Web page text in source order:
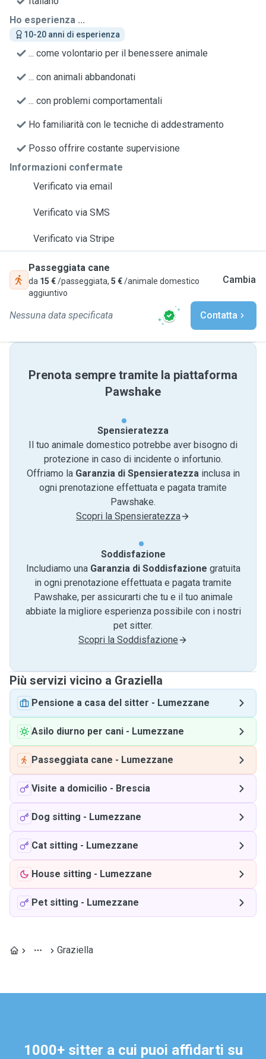
Ho esperienza ...
10-20 anni di esperienza
... come volontario per il benessere animale
... con animali abbandonati
... con problemi comportamentali
Ho familiarità con le tecniche di addestramento
Posso offrire costante supervisione
Informazioni confermate
Verificato via email
Verificato via SMS
Verificato via Stripe
Passeggiata cane
da 15 €/passeggiata, 5 €/animale domestico
aggiuntivo
Cambia
Nessuna data specificata Contatta
Prenota sempre tramite la piattaforma
Pawshake
Spensieratezza
Il tuo animale domestico potrebbe aver bisogno di
protezione in caso di incidente o infortunio.
Offriamo la Garanzia di Spensieratezzainclusa in
ogni prenotazione effettuata e pagata tramite
Pawshake.
Scopri la Spensieratezza
Soddisfazione
Includiamo una Garanzia di Soddisfazione gratuita
in ogni prenotazione effettuata e pagata tramite
Pawshake, per assicurarti che tu e il tuo animale
abbiate la migliore esperienza possibile con i nostri
pet sitter.
Scopri la Soddisfazione
Più servizi vicino a Graziella
Pensione a casa del sitter - Lumezzane
Asilo diurno per cani - Lumezzane
Passeggiata cane - Lumezzane
Visite a domicilio - Brescia
Dog sitting - Lumezzane
Cat sitting - Lumezzane
House sitting - Lumezzane
Pet sitting - Lumezzane
Graziella
1000+ sitter a cui puoi affidarti su